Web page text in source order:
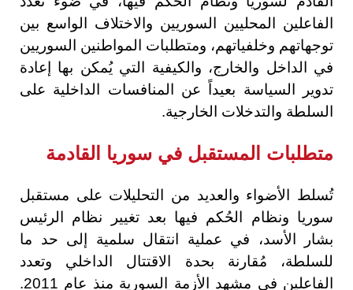
الفاعلين المحليين السوريين والاختلاف الواسع بين
توجهاتهم وخلفياتهم، ومتطلبات المواطنين السوريين
في الداخل والخارج، والكيفية التي يُمكن بها إعادة
تدوير السياسة بعيداً عن المنافسات الداخلية على
السلطة والتدخلات الخارجية.
متطلبات المستقبل في سوريا القادمة
تُسلط الأضواء والعديد من التحليلات على مستقبل
سوريا ونظام الحُكم فيها بعد تغيير نظام الرئيس
بشار الأسد، في عملية انتقال سلمية إلى حد ما
للسلطة، مُقارنة بحدة الاقتتال الداخلي وتعدد
الفاعلين في مشهد الأزمة السورية منذ عام 2011.